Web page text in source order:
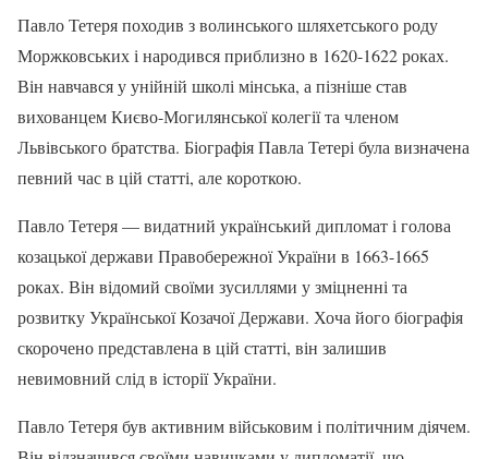
Павло Тетеря походив з волинського шляхетського роду
Моржковських і народився приблизно в 1620-1622 роках.
Він навчався у унійній школі мінська, а пізніше став
вихованцем Києво-Могилянської колегії та членом
Львівського братства. Біографія Павла Тетері була визначена
певний час в цій статті, але короткою.
Павло Тетеря — видатний український дипломат і голова
козацької держави Правобережної України в 1663-1665
роках. Він відомий своїми зусиллями у зміцненні та
розвитку Української Козачої Держави. Хоча його біографія
скорочено представлена в цій статті, він залишив
невимовний слід в історії України.
Павло Тетеря був активним військовим і політичним діячем.